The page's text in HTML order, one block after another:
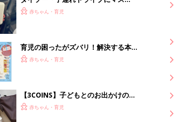
だ？」
るだけで得する事とは
PR（イエウール）